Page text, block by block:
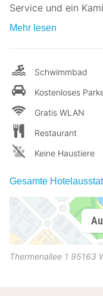
Service und ein
Mehr lesen
Schwimmbad
Kostenloses
Gratis WLAN
Restaurant
Keine Haustiere
Gesamte
Thermenallee 1 95163